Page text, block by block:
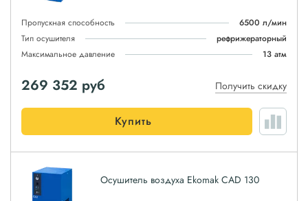
Пропускная способность
6500 л/мин
Тип осушителя
рефрижераторный
Максимальное давление
13 атм
269 352 руб Получить скидку
Купить
Осушитель воздуха Ekomak CAD 130